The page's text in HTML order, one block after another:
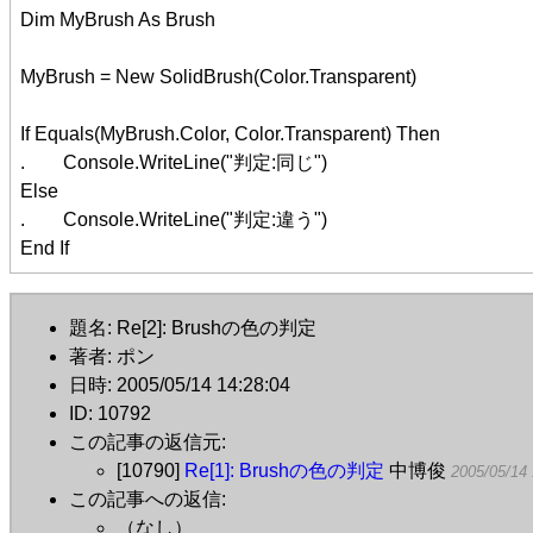
Dim MyBrush As Brush
MyBrush = New SolidBrush(Color.Transparent)
If Equals(MyBrush.Color, Color.Transparent) Then
. Console.WriteLine("判定:同じ")
Else
. Console.WriteLine("判定:違う")
End If
題名: Re[2]: Brushの色の判定
著者: ポン
日時: 2005/05/14 14:28:04
ID: 10792
この記事の返信元:
[10790] Re[1]: Brushの色の判定 中博俊 2005/05/14
この記事への返信:
（なし）